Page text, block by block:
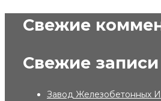
Свежие
Свежие записи
Завод Железобетонных